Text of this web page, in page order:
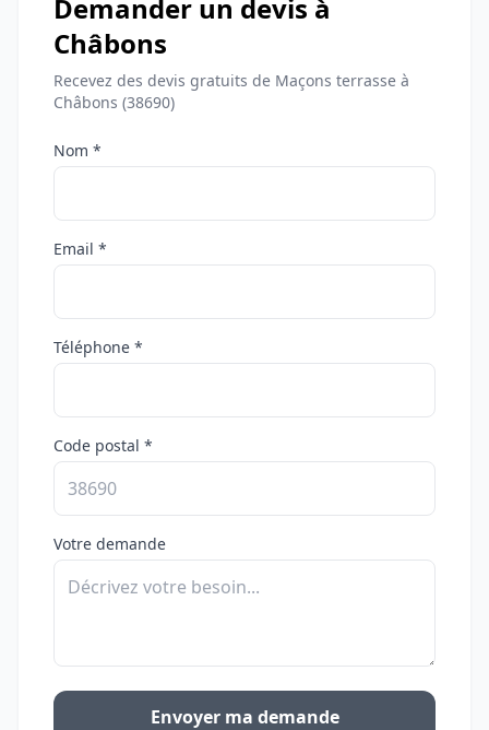
Demander un devis à
Châbons
Recevez des devis gratuits de Maçons terrasse à
Châbons (38690)
Nom *
Email *
Téléphone *
Code postal *
Votre demande
Envoyer ma demande